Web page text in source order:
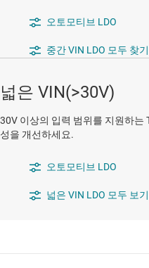
오토모티브 LDO
중간 VIN LDO 모두 찾기
넓은 VIN(>30V)
30V 이상의 입력 범위를 지원하는
성을 개선하세요.
오토모티브 LDO
넓은 VIN LDO 모두 보기